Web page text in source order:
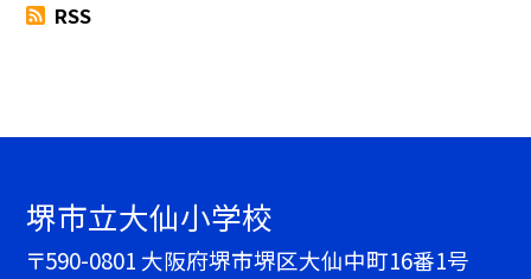
RSS
堺市立大仙小学校
〒590-0801 大阪府堺市堺区大仙中町16番1号